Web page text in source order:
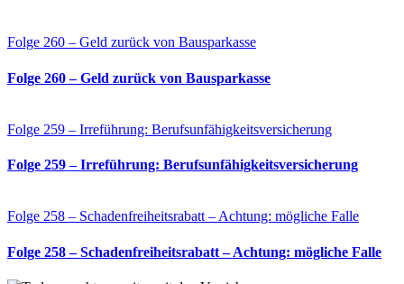
Folge 260 – Geld zurück von Bausparkasse
Folge 260 – Geld zurück von Bausparkasse
Folge 259 – Irreführung: Berufsunfähigkeitsversicherung
Folge 259 – Irreführung: Berufsunfähigkeitsversicherung
Folge 258 – Schadenfreiheitsrabatt – Achtung: mögliche Falle
Folge 258 – Schadenfreiheitsrabatt – Achtung: mögliche Falle